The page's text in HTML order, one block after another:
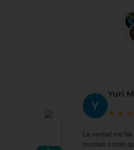
Yuri
★ ★ ★
La verdad me
muchas cosas